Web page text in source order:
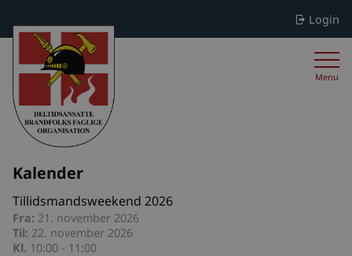
Login
Menu
Kalender
Tillidsmandsweekend 2026
Fra: 21. november 2026
Til: 22. november 2026
Kl. 10:00 - 11:00